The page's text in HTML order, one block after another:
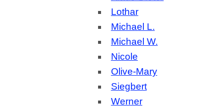
Service-Paket für
Spenden & Helfen
Benefizaktionen
organisieren
Bußgeldspenden
Im Trauerfall Gutes tun –
Kondolenzspenden